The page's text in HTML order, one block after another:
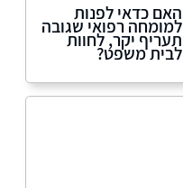
האם כדאי לפנות
למומחה רפואי שגובה
תעריף יקר, לחוות
לבית משפט?